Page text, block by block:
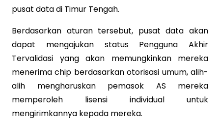
pusat data di Timur Tengah.
Berdasarkan aturan tersebut, pusat data akan
dapat mengajukan status Pengguna Akhir
Tervalidasi yang akan memungkinkan mereka
menerima chip berdasarkan otorisasi umum, alih-
alih mengharuskan pemasok AS mereka
memperoleh lisensi individual untuk
mengirimkannya kepada mereka.